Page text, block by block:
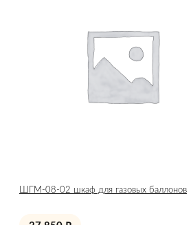
ШГМ-08-02 шкаф для газовых баллонов